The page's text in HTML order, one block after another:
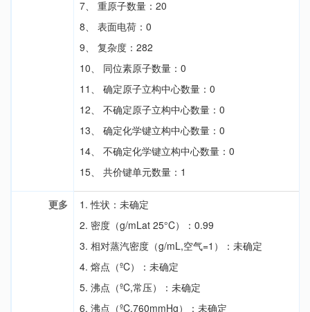
7、 重原子数量：20
8、 表面电荷：0
9、 复杂度：282
10、 同位素原子数量：0
11、 确定原子立构中心数量：0
12、 不确定原子立构中心数量：0
13、 确定化学键立构中心数量：0
14、 不确定化学键立构中心数量：0
15、 共价键单元数量：1
更多
1. 性状：未确定
2. 密度（g/mLat 25°C）：0.99
3. 相对蒸汽密度（g/mL,空气=1）：未确定
4. 熔点（ºC）：未确定
5. 沸点（ºC,常压）：未确定
6. 沸点（ºC,760mmHg）：未确定